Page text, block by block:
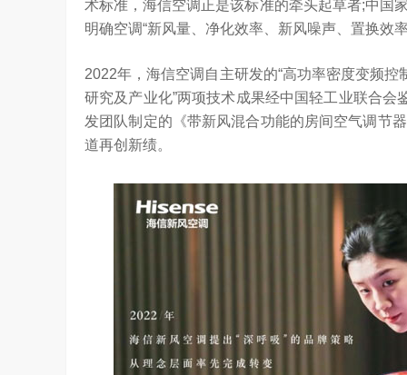
术标准，海信空调正是该标准的牵头起草者;中国
明确空调“新风量、净化效率、新风噪声、置换效
2022年，海信空调自主研发的“高功率密度变频
研究及产业化”两项技术成果经中国轻工业联合会
发团队制定的《带新风混合功能的房间空气调节
道再创新绩。